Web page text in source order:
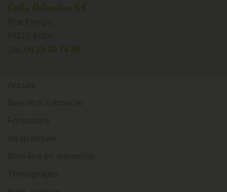
Cathy Relaxation 64
06 25 39 74 88